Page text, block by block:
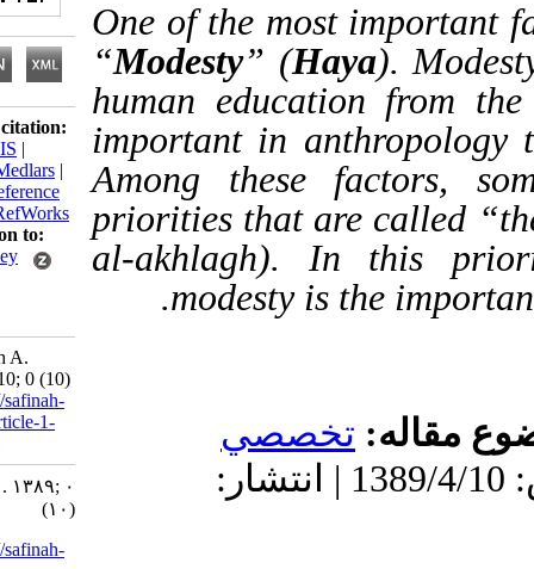
One of the most
“Modesty” (Haya).
human education
important in
Among these
priorities that are
al-akhlagh). In this
modesty is the
تخصصي
دریافت: 1402/5/10 | پذیرش: 1389/4/10 | انتشار:
Download citation:
BibTeX
RIS|
EndNote
Medlars |
ProCite
Reference
Manager
RefWorks
Send citation to:
Mendeley
Passandideh A.
Haya. 3 2010; 0 (10)
URL:http://safinah-
al-nejat.ir/article-1-
Haya. ۱. ۱۳۸۹; ۰
URL:http://safinah-